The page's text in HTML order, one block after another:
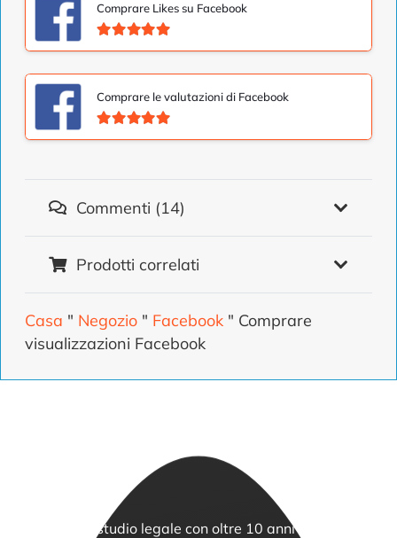
Comprare Likes su Facebook
Comprare le valutazioni di Facebook
Commenti (14)
Prodotti correlati
Casa " Negozio " Facebook " Comprare
visualizzazioni Facebook
Siamo uno studio legale con oltre 10 anni di